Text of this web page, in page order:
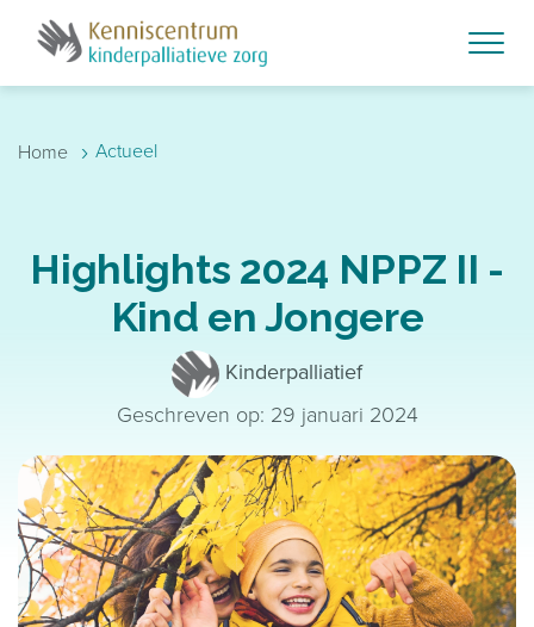
Skip to main content
Home › Actueel
Highlights 2024 NPPZ II -
Kind en Jongere
Kinderpalliatief
Geschreven op: 29 januari 2024